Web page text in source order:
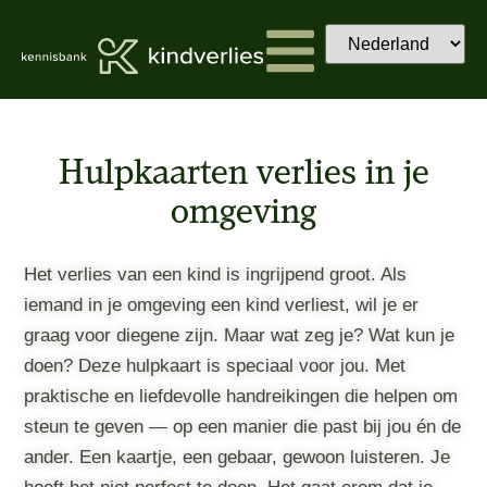
Hulpkaarten verlies in je
omgeving
Het verlies van een kind is ingrijpend groot. Als
iemand in je omgeving een kind verliest, wil je er
graag voor diegene zijn. Maar wat zeg je? Wat kun je
doen? Deze hulpkaart is speciaal voor jou. Met
praktische en liefdevolle handreikingen die helpen om
steun te geven — op een manier die past bij jou én de
ander. Een kaartje, een gebaar, gewoon luisteren. Je